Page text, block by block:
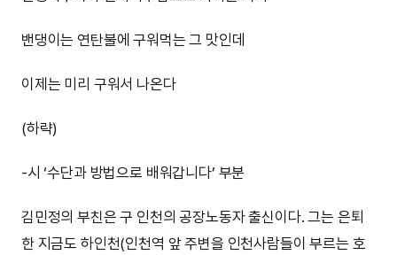
밴댕이는 연탄불에 구워먹는 그 맛인데
이제는 미리 구워서 나온다
(하략)
-시 ‘수단과 방법으로 배워갑니다’ 부분
김민정의 부친은 구 인천의 공장노동자 출신이다. 그는 은퇴
한 지금도 하인천(인천역 앞 주변을 인천사람들이 부르는 호